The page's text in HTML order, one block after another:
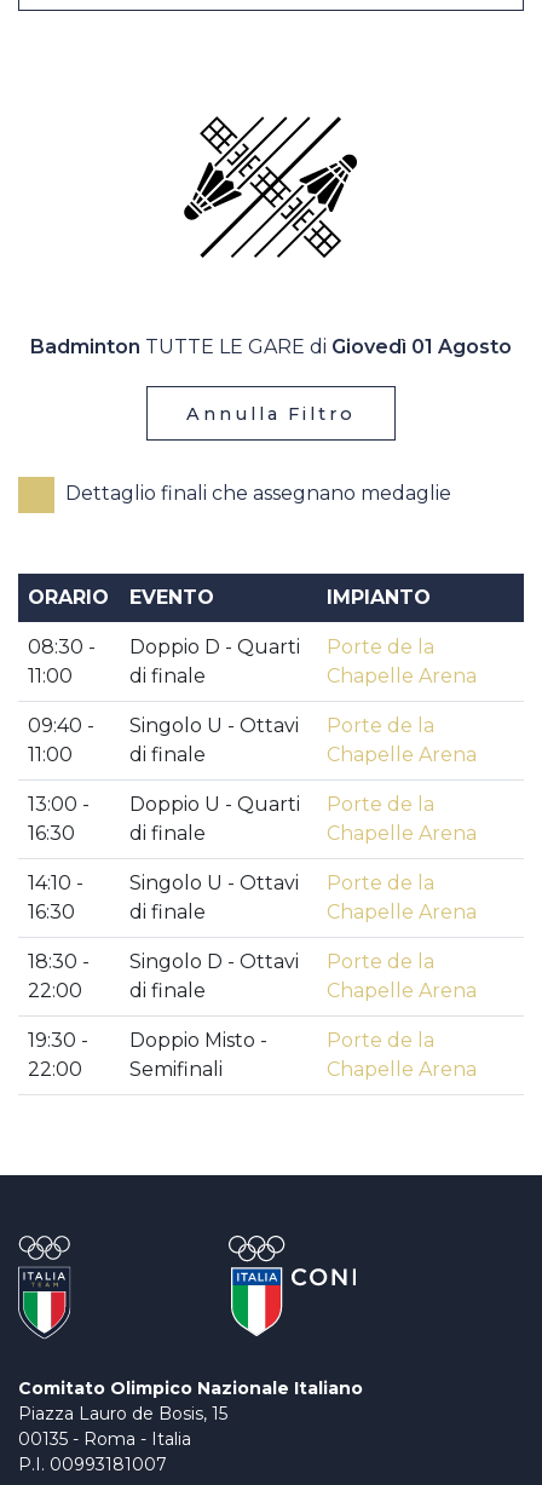
Media
Badminton TUTTE LE GARE di Giovedì 01 Agosto
Annulla Filtro
Dettaglio finali che assegnano medaglie
ORARIO EVENTO IMPIANTO
08:30 -
11:00
Doppio D - Quarti
di finale
Porte de la
Chapelle Arena
09:40 -
11:00
Singolo U - Ottavi
di finale
Porte de la
Chapelle Arena
13:00 -
16:30
Doppio U - Quarti
di finale
Porte de la
Chapelle Arena
14:10 -
16:30
Singolo U - Ottavi
di finale
Porte de la
Chapelle Arena
18:30 -
22:00
Singolo D - Ottavi
di finale
Porte de la
Chapelle Arena
19:30 -
22:00
Doppio Misto -
Semifinali
Porte de la
Chapelle Arena
Comitato Olimpico Nazionale Italiano
Piazza Lauro de Bosis, 15
00135 - Roma - Italia
P.I. 00993181007